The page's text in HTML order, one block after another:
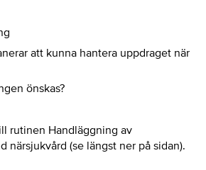
att kunna hantera uppdraget när
önskas?
rutinen Handläggning av
närsjukvård (se längst ner på sidan).